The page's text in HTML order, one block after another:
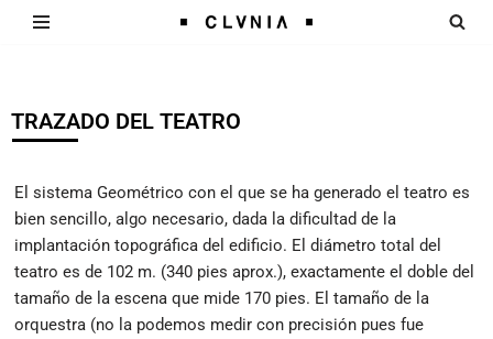
contenido
TRAZADO DEL TEATRO
El sistema Geométrico con el que se ha generado el teatro es
bien sencillo, algo necesario, dada la dificultad de la
implantación topográfica del edificio. El diámetro total del
teatro es de 102 m. (340 pies aprox.), exactamente el doble del
tamaño de la escena que mide 170 pies. El tamaño de la
orquestra (no la podemos medir con precisión pues fue